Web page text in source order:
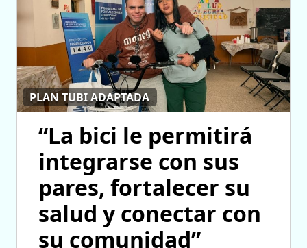
PLAN TUBI ADAPTADA
“La bici le permitirá
integrarse con sus
pares, fortalecer su
salud y conectar con
su comunidad”